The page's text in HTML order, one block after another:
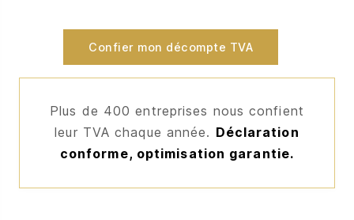
Confier mon décompte TVA
Plus de 400 entreprises nous confient
leur TVA chaque année. Déclaration
conforme, optimisation garantie.